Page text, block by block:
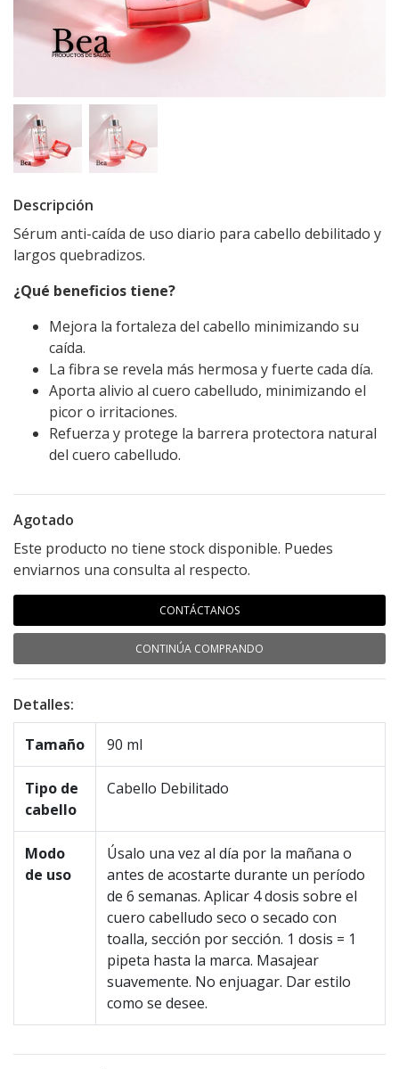
Descripción
Sérum anti-caída de uso diario para cabello debilitado y
largos quebradizos.
¿Qué beneficios tiene?
Mejora la fortaleza del cabello minimizando su
caída.
La fibra se revela más hermosa y fuerte cada día.
Aporta alivio al cuero cabelludo, minimizando el
picor o irritaciones.
Refuerza y protege la barrera protectora natural
del cuero cabelludo.
Agotado
Este producto no tiene stock disponible. Puedes
enviarnos una consulta al respecto.
CONTÁCTANOS
CONTINÚA COMPRANDO
Detalles:
Tamaño 90 ml
Tipo de
cabello
Cabello Debilitado
Modo
de uso
Úsalo una vez al día por la mañana o
antes de acostarte durante un período
de 6 semanas. Aplicar 4 dosis sobre el
cuero cabelludo seco o secado con
toalla, sección por sección. 1 dosis = 1
pipeta hasta la marca. Masajear
suavemente. No enjuagar. Dar estilo
como se desee.